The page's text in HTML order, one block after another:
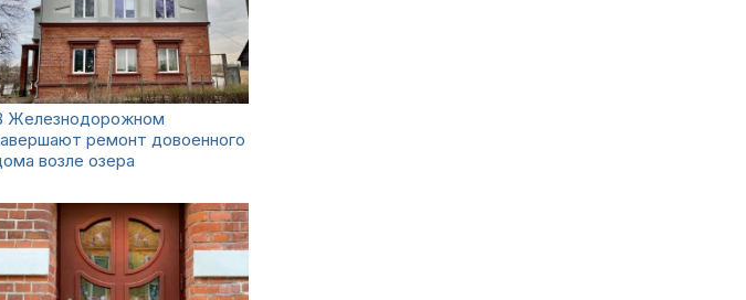
Железнодорожном
ремонт довоенного
возле озера